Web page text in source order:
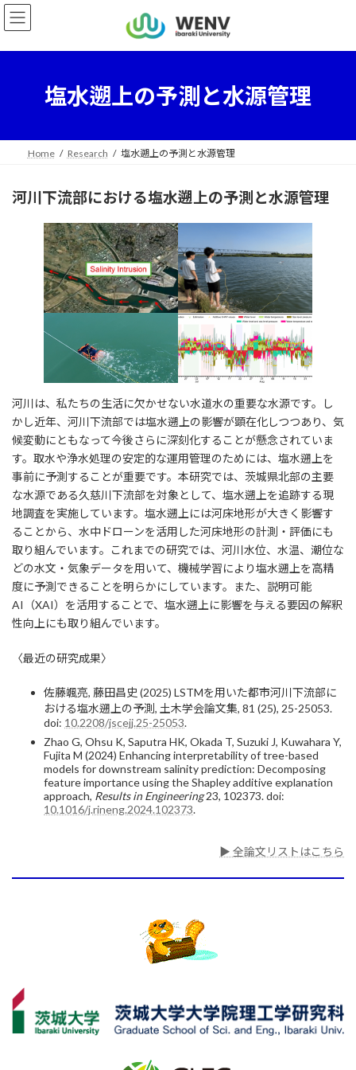
コ
ン
ン
ナ
ビ
ー
塩水遡上の予測と水源管理
Home Research 塩水遡上の予測と水源管理
河川下流部における塩水遡上の予測と水源管理
河川は、私たちの生活に欠かせない水道水の重要な水源です。し
かし近年、河川下流部では塩水遡上の影響が顕在化しつつあり、気
候変動にともなって今後さらに深刻化することが懸念されていま
す。取水や浄水処理の安定的な運用管理のためには、塩水遡上を
事前に予測することが重要です。本研究では、茨城県北部の主要
な水源である久慈川下流部を対象として、塩水遡上を追跡する現
地調査を実施しています。塩水遡上には河床地形が大きく影響す
ることから、水中ドローンを活用した河床地形の計測・評価にも
取り組んでいます。これまでの研究では、河川水位、水温、潮位な
どの水文・気象データを用いて、機械学習により塩水遡上を高精
度に予測できることを明らかにしています。また、説明可能
AI（XAI）を活用することで、塩水遡上に影響を与える要因の解釈
性向上にも取り組んでいます。
〈最近の研究成果〉
佐藤颯亮, 藤田昌史 (2025) LSTMを用いた都市河川下流部に
おける塩水遡上の予測, 土木学会論文集, 81 (25), 25-25053.
doi: 10.2208/jscejj.25-25053.
Zhao G, Ohsu K, Saputra HK, Okada T, Suzuki J, Kuwahara Y,
Fujita M (2024) Enhancing interpretability of tree-based
models for downstream salinity prediction: Decomposing
feature importance using the Shapley additive explanation
approach, Results in Engineering23, 102373. doi:
10.1016/j.rineng.2024.102373.
▶ 全論文リストはこちら